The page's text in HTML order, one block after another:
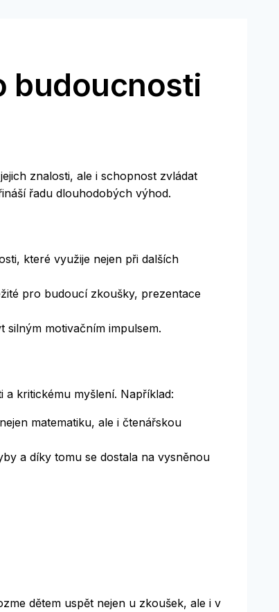
budoucnosti
znalosti, ale i schopnost zvládat
řadu dlouhodobých výhod.
které využije nejen při dalších
pro budoucí zkoušky, prezentace
motivačním impulsem.
kritickému myšlení. Například:
matematiku, ale i čtenářskou
a díky tomu se dostala na vysněnou
dětem uspět nejen u zkoušek, ale i v